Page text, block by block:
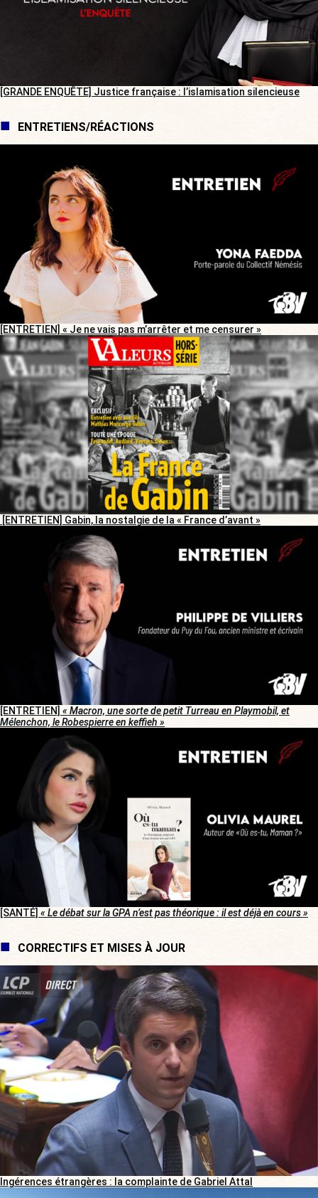
[GRANDE ENQUÊTE] Justice française : l’islamisation silencieuse
ENTRETIENS/RÉACTIONS
[ENTRETIEN] « Je ne vais pas m’arrêter et me censurer »
[ENTRETIEN] Gabin, la nostalgie de la « France d’avant »
[ENTRETIEN] « Macron, une sorte de petit Turreau en Playmobil, et
Mélenchon, le Robespierre en keffieh »
[SANTÉ] « Le débat sur la GPA n’est pas théorique : il est déjà en cours »
CORRECTIFS ET MISES À JOUR
Ingérences étrangères : la complainte de Gabriel Attal